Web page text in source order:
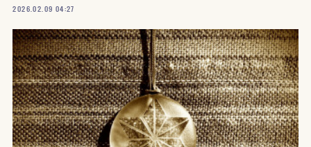
2026.02.09 04:27